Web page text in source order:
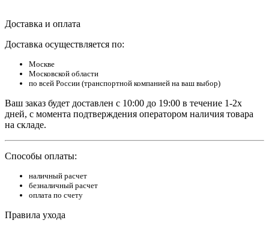
Доставка и оплата
Доставка осуществляется по:
Москве
Московской области
по всей России (транспортной компанией на ваш выбор)
Ваш заказ будет доставлен с 10:00 до 19:00 в течение 1-2х
дней, с момента подтверждения оператором наличия товара
на складе.
Способы оплаты:
наличный расчет
безналичный расчет
оплата по счету
Правила ухода